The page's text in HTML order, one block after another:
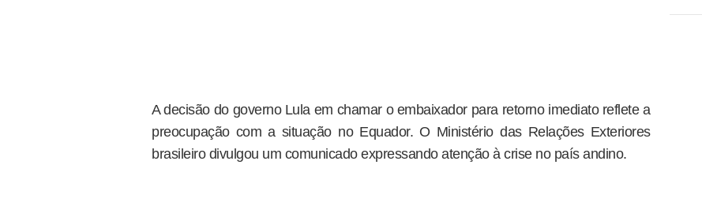
A decisão do governo Lula em chamar o embaixador para retorno imediato reflete a
preocupação com a situação no Equador. O Ministério das Relações Exteriores
brasileiro divulgou um comunicado expressando atenção à crise no país andino.